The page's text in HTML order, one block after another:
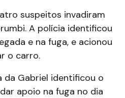
suspeitos invadiram
A polícia identificou
e na fuga, e acionou
o carro.
da Gabriel identificou o
apoio na fuga no dia